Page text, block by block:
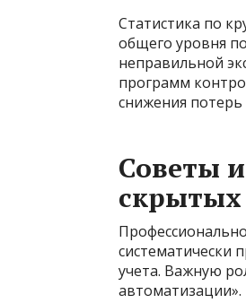
Статистика по
общего уровня
неправильной
программ
снижения потерь
Советы
скрытых
систематически
учета. Важную
автоматизации».